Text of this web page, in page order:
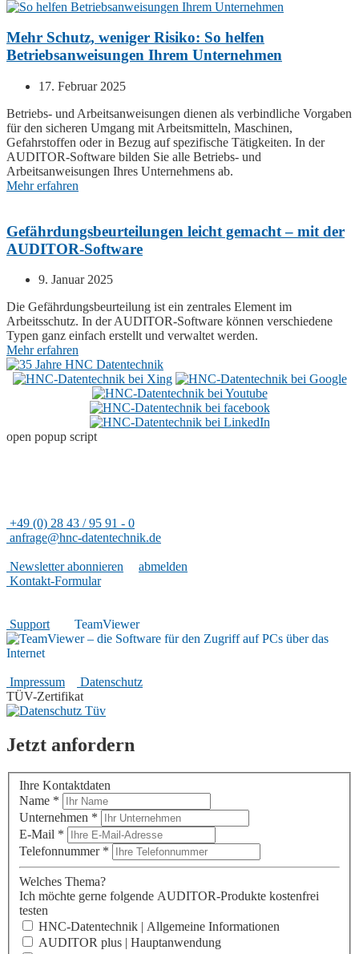
Mehr Schutz, weniger Risiko: So helfen
Betriebsanweisungen Ihrem Unternehmen
17. Februar 2025
Betriebs- und Arbeitsanweisungen dienen als verbindliche Vorgaben
für den sicheren Umgang mit Arbeitsmitteln, Maschinen,
Gefahrstoffen oder in Bezug auf spezifische Tätigkeiten. In der
AUDITOR-Software bilden Sie alle Betriebs- und
Arbeitsanweisungen Ihres Unternehmens ab.
Mehr erfahren
Gefährdungsbeurteilungen leicht gemacht – mit der
AUDITOR-Software
9. Januar 2025
Die Gefährdungsbeurteilung ist ein zentrales Element im
Arbeitsschutz. In derAUDITOR-Software können verschiedene
Typen ganz einfach erstellt und verwaltet werden.
Mehr erfahren
open popup script
+49 (0) 28 43 / 95 91 - 0
anfrage@hnc-datentechnik.de
Newsletter abonnieren
abmelden
Kontakt-Formular
Support
TeamViewer
Impressum
Datenschutz
TÜV-Zertifikat
Jetzt anfordern
Ihre Kontaktdaten
Name *
Unternehmen *
E-Mail *
Telefonnummer *
Welches Thema?
Ich möchte gerne folgende AUDITOR-Produkte kostenfrei
testen
HNC-Datentechnik | Allgemeine Informationen
AUDITOR plus | Hauptanwendung